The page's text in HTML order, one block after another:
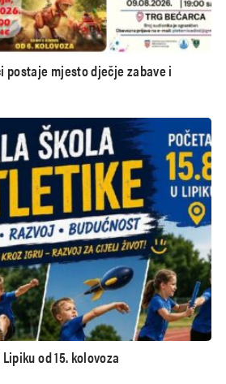
postaje mjesto dječje zabave i
od 15. kolovoza